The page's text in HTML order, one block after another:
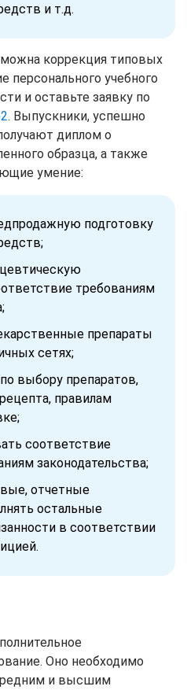
и т.д.
коррекция типовых
персонального учебного
и оставьте заявку по
. Выпускники, успешно
диплом о
образца, а также
умение:
подготовку
требованиям
препараты
сетях;
выбору препаратов,
правилам
соответствие
законодательства;
отчетные
остальные
в соответствии
Оно необходимо
и высшим